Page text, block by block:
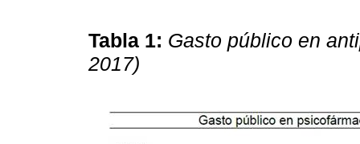
Tabla 1: Gasto público en
2017)